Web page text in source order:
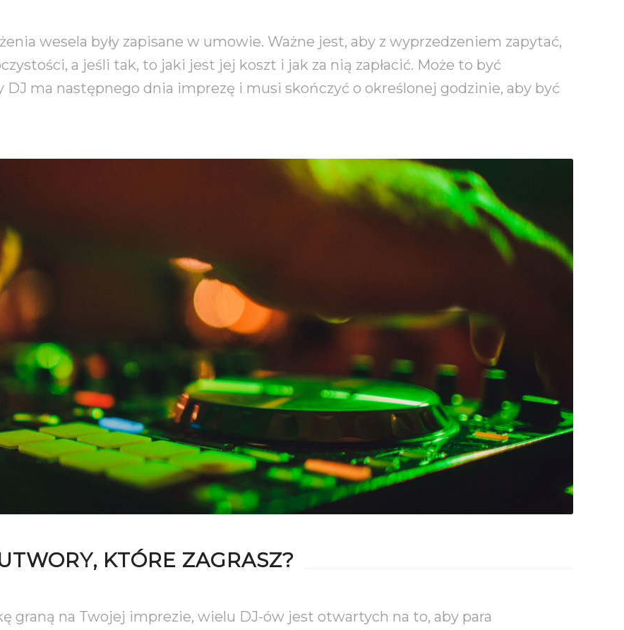
wesela były zapisane w umowie. Ważne jest, aby z wyprzedzeniem zapytać,
a jeśli tak, to jaki jest jej koszt i jak za nią zapłacić. Może to być
ma następnego dnia imprezę i musi skończyć o określonej godzinie, aby być
KTÓRE ZAGRASZ?
graną na Twojej imprezie, wielu DJ-ów jest otwartych na to, aby para